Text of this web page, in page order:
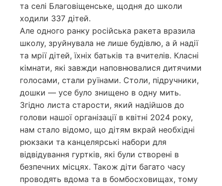
та селі Благовіщенське, щодня до школи
ходили 337 дітей.
Але одного ранку російська ракета вразила
школу, зруйнувала не лише будівлю, а й надії
та мрії дітей, їхніх батьків та вчителів. Класні
кімнати, які завжди наповнювалися дитячими
голосами, стали руїнами. Столи, підручники,
дошки — усе було знищено в одну мить.
Згідно листа старости, який надійшов до
голови нашої організації в квітні 2024 року,
нам стало відомо, що дітям вкрай необхідні
рюкзаки та канцелярські набори для
відвідування гуртків, які були створені в
безпечних місцях. Також діти багато часу
проводять вдома та в бомбосховищах, тому